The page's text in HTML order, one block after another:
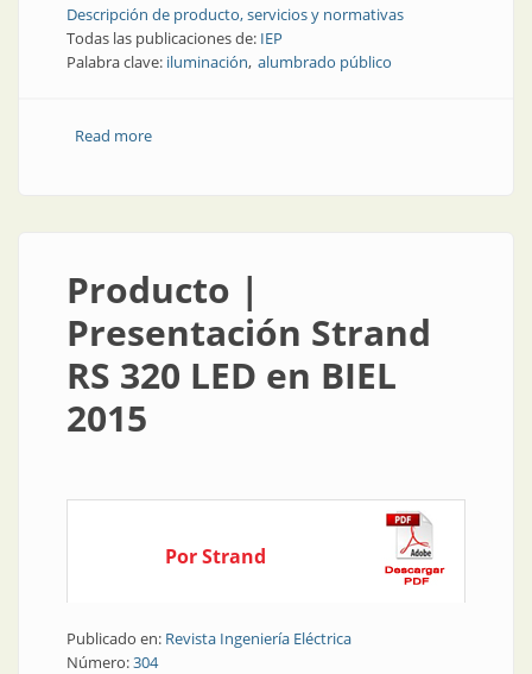
Descripción de producto, servicios y normativas
Todas las publicaciones de: IEP
Palabra clave: iluminación alumbrado público
Read moreabout Producto | Nuevas luminarias: diseño y
Producto |
Presentación Strand
RS 320 LED en BIEL
2015
Por Strand
Publicado en: Revista Ingeniería Eléctrica
Número:304